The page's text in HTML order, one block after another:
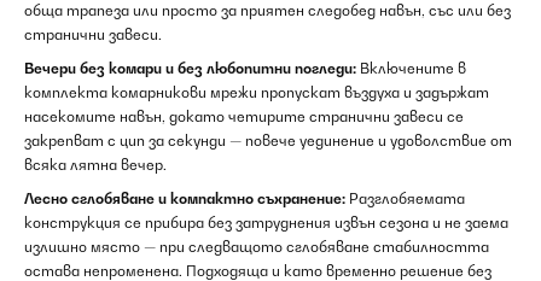
обща трапеза или просто за приятен следобед навън, със или без
странични завеси.
Вечери без комари и без любопитни погледи: Включените в
комплекта комарникови мрежи пропускат въздуха и задържат
насекомите навън, докато четирите странични завеси се
закрепват с цип за секунди — повече уединение и удоволствие от
всяка лятна вечер.
Лесно сглобяване и компактно съхранение: Разглобяемата
конструкция се прибира без затруднения извън сезона и не заема
излишно място — при следващото сглобяване стабилността
остава непроменена. Подходяща и като временно решение без